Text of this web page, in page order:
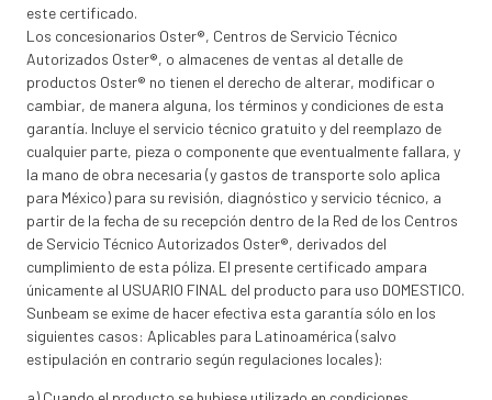
este certificado.
Los concesionarios Oster®, Centros de Servicio Técnico
Autorizados Oster®, o almacenes de ventas al detalle de
productos Oster® no tienen el derecho de alterar, modificar o
cambiar, de manera alguna, los términos y condiciones de esta
garantía. Incluye el servicio técnico gratuito y del reemplazo de
cualquier parte, pieza o componente que eventualmente fallara, y
la mano de obra necesaria (y gastos de transporte solo aplica
para México) para su revisión, diagnóstico y servicio técnico, a
partir de la fecha de su recepción dentro de la Red de los Centros
de Servicio Técnico Autorizados Oster®, derivados del
cumplimiento de esta póliza. El presente certificado ampara
únicamente al USUARIO FINAL del producto para uso DOMESTICO.
Sunbeam se exime de hacer efectiva esta garantía sólo en los
siguientes casos: Aplicables para Latinoamérica (salvo
estipulación en contrario según regulaciones locales):